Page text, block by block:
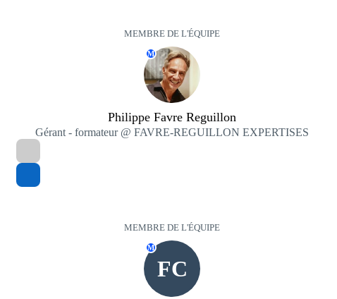
MEMBRE DE L'ÉQUIPE
M
Philippe Favre Reguillon
Gérant - formateur @ FAVRE-REGUILLON EXPERTISES
MEMBRE DE L'ÉQUIPE
FC
M